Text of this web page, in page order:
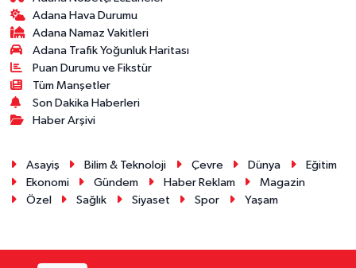
Adana Hava Durumu
Adana Namaz Vakitleri
Adana Trafik Yoğunluk Haritası
Puan Durumu ve Fikstür
Tüm Manşetler
Son Dakika Haberleri
Haber Arşivi
Asayiş Bilim & Teknoloji Çevre Dünya
Eğitim
Ekonomi
Gündem Haber Reklam
Magazin
Özel
Sağlık Siyaset Spor Yaşam